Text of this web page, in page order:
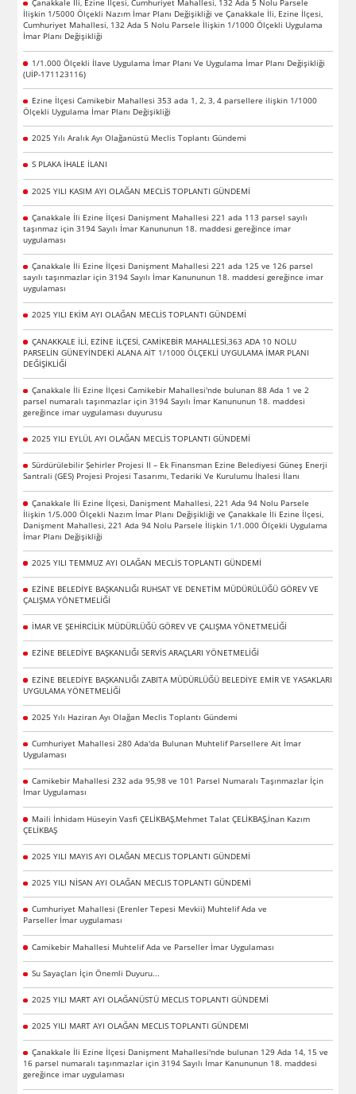
Çanakkale İli, Ezine İlçesi, Cumhuriyet Mahallesi, 132 Ada 5 Nolu Parsele
İlişkin 1/5000 Ölçekli Nazım İmar Planı Değişikliği ve Çanakkale İli, Ezine İlçesi,
Cumhuriyet Mahallesi, 132 Ada 5 Nolu Parsele İlişkin 1/1000 Ölçekli Uygulama
İmar Planı Değişikliği
1/1.000 Ölçekli İlave Uygulama İmar Planı Ve Uygulama İmar Planı Değişikliği
(UİP-171123116)
Ezine İlçesi Camikebir Mahallesi 353 ada 1, 2, 3, 4 parsellere ilişkin 1/1000
Ölçekli Uygulama İmar Planı Değişikliği
2025 Yılı Aralık Ayı Olağanüstü Meclis Toplantı Gündemi
S PLAKA İHALE İLANI
2025 YILI KASIM AYI OLAĞAN MECLİS TOPLANTI GÜNDEMİ
Çanakkale İli Ezine İlçesi Danişment Mahallesi 221 ada 113 parsel sayılı
taşınmaz için 3194 Sayılı İmar Kanununun 18. maddesi gereğince imar
uygulaması
Çanakkale İli Ezine İlçesi Danişment Mahallesi 221 ada 125 ve 126 parsel
sayılı taşınmazlar için 3194 Sayılı İmar Kanununun 18. maddesi gereğince imar
uygulaması
2025 YILI EKİM AYI OLAĞAN MECLİS TOPLANTI GÜNDEMİ
ÇANAKKALE İLİ, EZİNE İLÇESİ, CAMİKEBİR MAHALLESİ,363 ADA 10 NOLU
PARSELİN GÜNEYİNDEKİ ALANA AİT 1/1000 ÖLÇEKLİ UYGULAMA İMAR PLANI
DEĞİŞİKLİĞİ
Çanakkale İli Ezine İlçesi Camikebir Mahallesi'nde bulunan 88 Ada 1 ve 2
parsel numaralı taşınmazlar için 3194 Sayılı İmar Kanununun 18. maddesi
gereğince imar uygulaması duyurusu
2025 YILI EYLÜL AYI OLAĞAN MECLİS TOPLANTI GÜNDEMİ
Sürdürülebilir Şehirler Projesi II – Ek Finansman Ezine Belediyesi Güneş Enerji
Santrali (GES) Projesi Projesi Tasarımı, Tedariki Ve Kurulumu İhalesi İlanı
Çanakkale İli Ezine İlçesi, Danişment Mahallesi, 221 Ada 94 Nolu Parsele
İlişkin 1/5.000 Ölçekli Nazım İmar Planı Değişikliği ve Çanakkale İli Ezine İlçesi,
Danişment Mahallesi, 221 Ada 94 Nolu Parsele İlişkin 1/1.000 Ölçekli Uygulama
İmar Planı Değişikliği
2025 YILI TEMMUZ AYI OLAĞAN MECLİS TOPLANTI GÜNDEMİ
EZİNE BELEDİYE BAŞKANLIĞI RUHSAT VE DENETİM MÜDÜRÜLÜĞÜ GÖREV VE
ÇALIŞMA YÖNETMELİĞİ
İMAR VE ŞEHİRCİLİK MÜDÜRLÜĞÜ GÖREV VE ÇALIŞMA YÖNETMELİĞİ
EZİNE BELEDİYE BAŞKANLIĞI SERVİS ARAÇLARI YÖNETMELİĞİ
EZİNE BELEDİYE BAŞKANLIĞI ZABITA MÜDÜRLÜĞÜ BELEDİYE EMİR VE YASAKLARI
UYGULAMA YÖNETMELİĞİ
2025 Yılı Haziran Ayı Olağan Meclis Toplantı Gündemi
Cumhuriyet Mahallesi 280 Ada'da Bulunan Muhtelif Parsellere Ait İmar
Uygulaması
Camikebir Mahallesi 232 ada 95,98 ve 101 Parsel Numaralı Taşınmazlar İçin
İmar Uygulaması
Maili İnhidam Hüseyin Vasfi ÇELİKBAŞ,Mehmet Talat ÇELİKBAŞ,İnan Kazım
ÇELİKBAŞ
2025 YILI MAYIS AYI OLAĞAN MECLIS TOPLANTI GÜNDEMİ
2025 YILI NİSAN AYI OLAĞAN MECLIS TOPLANTI GÜNDEMİ
Cumhuriyet Mahallesi (Erenler Tepesi Mevkii) Muhtelif Ada ve
Parseller İmar uygulaması
Camikebir Mahallesi Muhtelif Ada ve Parseller İmar Uygulaması
Su Sayaçları İçin Önemli Duyuru...
2025 YILI MART AYI OLAĞANÜSTÜ MECLIS TOPLANTI GÜNDEMİ
2025 YILI MART AYI OLAĞAN MECLIS TOPLANTI GÜNDEMI
Çanakkale İli Ezine İlçesi Danişment Mahallesi'nde bulunan 129 Ada 14, 15 ve
16 parsel numaralı taşınmazlar için 3194 Sayılı İmar Kanununun 18. maddesi
gereğince imar uygulaması